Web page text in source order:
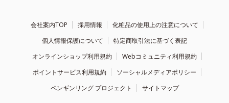
会社案内TOP 採用情報
化粧品の使用上の注意について
個人情報保護について
特定商取引法に基づく表記
オンラインショップ利用規約
Webコミュニティ利用規約
ポイントサービス利用規約
ソーシャルメディアポリシー
ペンギンリング プロジェクト
サイトマップ